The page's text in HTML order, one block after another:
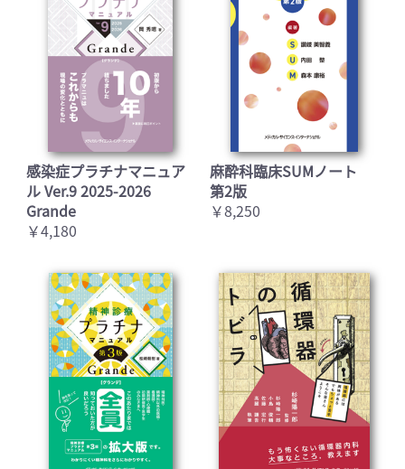
感染症プラチナマニュア
ル Ver.9 2025-2026
Grande
￥4,180
麻酔科臨床SUMノート
第2版
￥8,250